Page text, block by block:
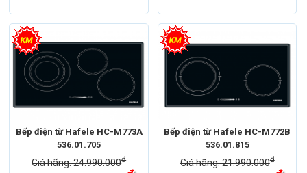
Bếp điện từ Hafele HC-M773A
536.01.705
Giá hãng: 24.990.000đ
Bếp điện từ Hafele HC-M772B
536.01.815
Giá hãng: 21.990.000đ